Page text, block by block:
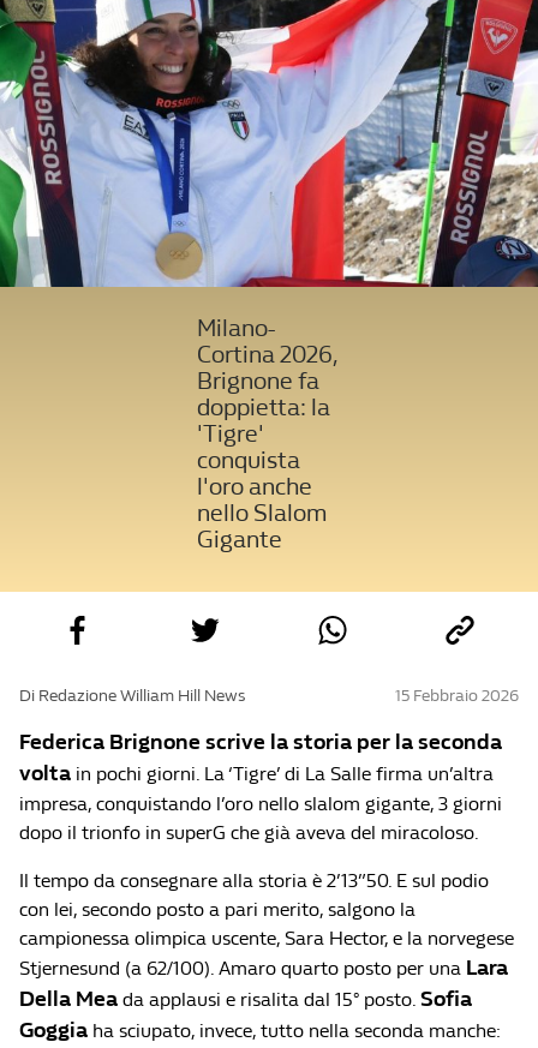
Milano-
Cortina 2026,
Brignone fa
doppietta: la
'Tigre'
conquista
l'oro anche
nello Slalom
Gigante
Di Redazione William Hill News 15 Febbraio 2026
Federica Brignone scrive la storia per la seconda
volta in pochi giorni. La ‘Tigre’ di La Salle firma un’altra
impresa, conquistando l’oro nello slalom gigante, 3 giorni
dopo il trionfo in superG che già aveva del miracoloso.
Il tempo da consegnare alla storia è 2’13”50. E sul podio
con lei, secondo posto a pari merito, salgono la
campionessa olimpica uscente, Sara Hector, e la norvegese
Stjernesund (a 62/100). Amaro quarto posto per una Lara
Della Mea da applausi e risalita dal 15° posto. Sofia
Goggia ha sciupato, invece, tutto nella seconda manche: